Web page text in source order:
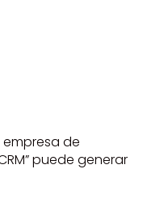
de
puede generar